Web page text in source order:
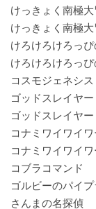
けっきょく南極
けっきょく南極
けろけろけろっ
けろけろけろっ
コスモジェネシス
ゴッドスレイヤー
ゴッドスレイヤー
コナミワイワイワ
コナミワイワイワ
コブラコマンド
ゴルビーのパイ
さんまの名探偵